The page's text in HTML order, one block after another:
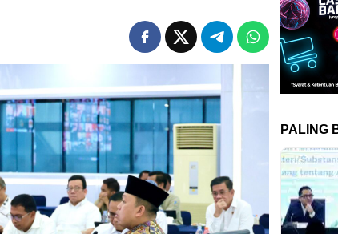
PALING